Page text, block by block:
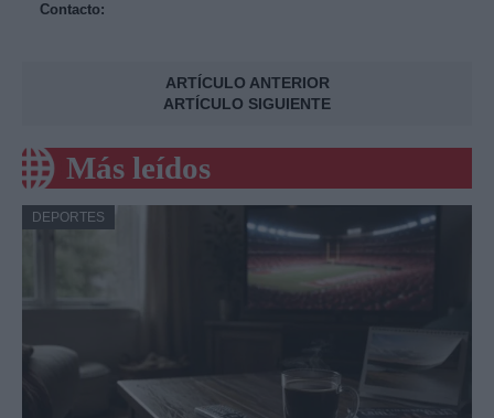
Contacto:
ARTÍCULO ANTERIOR
ARTÍCULO SIGUIENTE
Más leídos
DEPORTES